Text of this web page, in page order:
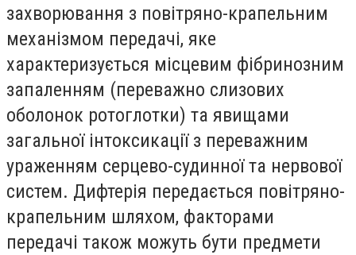
захворювання з повітряно-крапельним
механізмом передачі, яке
характеризується місцевим фібринозним
запаленням (переважно слизових
оболонок ротоглотки) та явищами
загальної інтоксикації з переважним
ураженням серцево-судинної та нервової
систем. Дифтерія передається повітряно-
крапельним шляхом, факторами
передачі також можуть бути предмети